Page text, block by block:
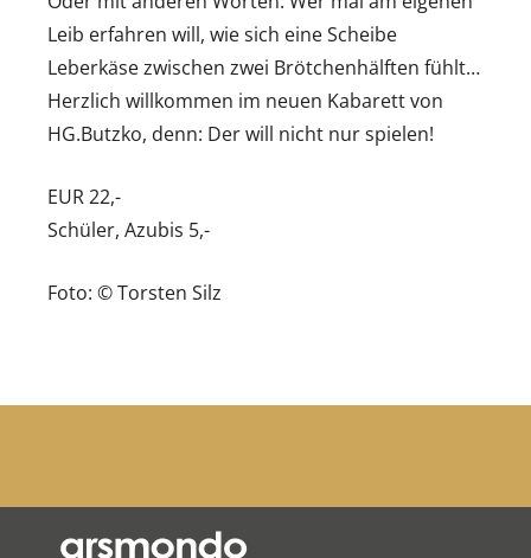
Leib erfahren will, wie sich eine Scheibe
Leberkäse zwischen zwei Brötchenhälften fühlt…
Herzlich willkommen im neuen Kabarett von
HG.Butzko, denn: Der will nicht nur spielen!
EUR 22,-
Schüler, Azubis 5,-
Foto: © Torsten Silz